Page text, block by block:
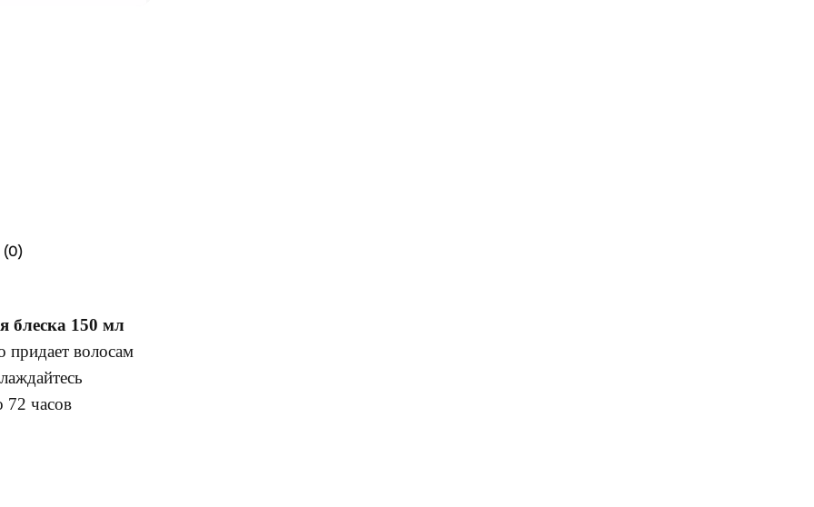
(0)
блеска 150 мл
волосам
72 часов